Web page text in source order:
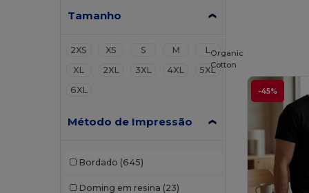
Tamanho
2XS XS S M
L
XL
2XL 3XL 4XL
5XL
6XL
Método de Impressão
Bordado (645)
Doming em resina (23)
-45%
Organic
Cotton